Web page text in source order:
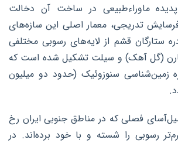
ماوراءطبیعی در ساخت آن دخالت
تدریجی، معمار اصلی این سازه‌های
ستارگان قشم از لایه‌های رسوبی مختلفی
(گل آهک) و سیلت تشکیل شده است که
زمین‌شناسی سنوزوئیک (حدود دو میلیون
فصلی که در مناطق جنوبی ایران رخ
رسوبی را شسته و با خود برده‌اند. در